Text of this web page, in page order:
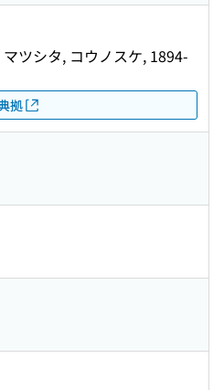
マツシタ, コウノスケ, 1894-
拠